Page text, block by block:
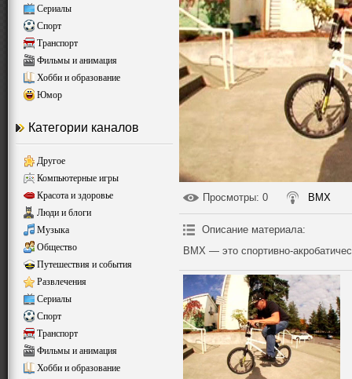
Сериалы
Спорт
Транспорт
Фильмы и анимация
Хобби и образование
Юмор
Категории каналов
Другое
Компьютерные игры
Красота и здоровье
Люди и блоги
Музыка
Общество
Путешествия и события
Развлечения
Сериалы
Спорт
Транспорт
Фильмы и анимация
Хобби и образование
Просмотры: 0 BMX
Описание материала:
BMX — это спортивно-